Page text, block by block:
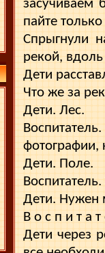
засучиваем
пайте
Спрыгнули
рекой,
Дети
Что же за
Дети. Лес.
фотографии,
Дети. Поле.
Дети. Нужен
В о с п и т а
Дети через